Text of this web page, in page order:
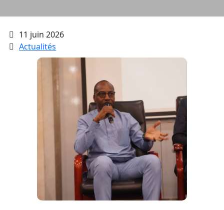
11 juin 2026
Actualités